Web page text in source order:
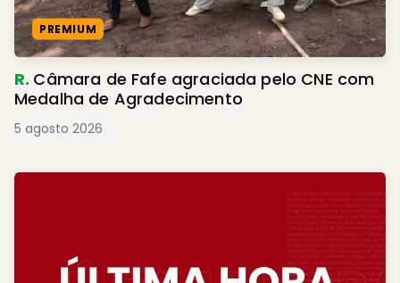
PREMIUM
R. Câmara de Fafe agraciada pelo CNE com
Medalha de Agradecimento
5 agosto 2026